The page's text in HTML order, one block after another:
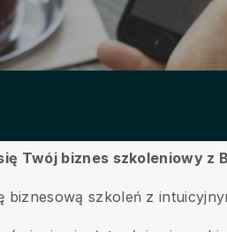
Twój biznes szkoleniowy z
biznesową szkoleń z